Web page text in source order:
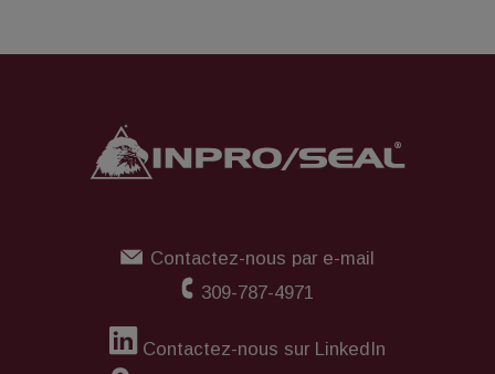
Contactez-nous par e-mail
309-787-4971
Contactez-nous sur LinkedIn